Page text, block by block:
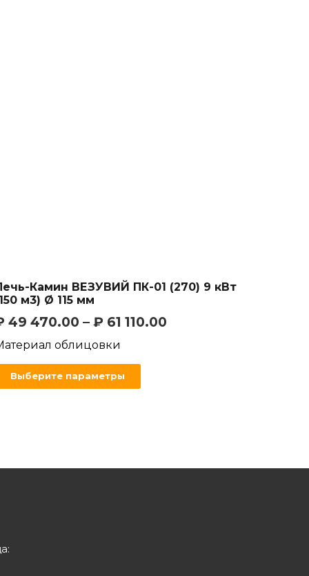
Камин ВЕЗУВИЙ ПК-01 (270) 9 кВт
м3) Ø 115 мм
49 470.00 – ₽ 61 110.00
облицовки
Выберите параметры